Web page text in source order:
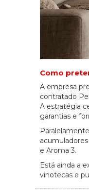
Como
A empresa
contratado
A estratégia
garantias e
e Aroma 3.
Está ainda a
vinotecas e